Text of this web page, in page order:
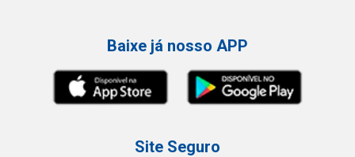
Baixe já nosso APP
Site Seguro